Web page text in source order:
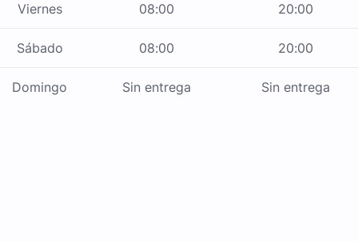
Viernes 08:00 20:00
Sábado 08:00 20:00
Domingo Sin entrega Sin entrega